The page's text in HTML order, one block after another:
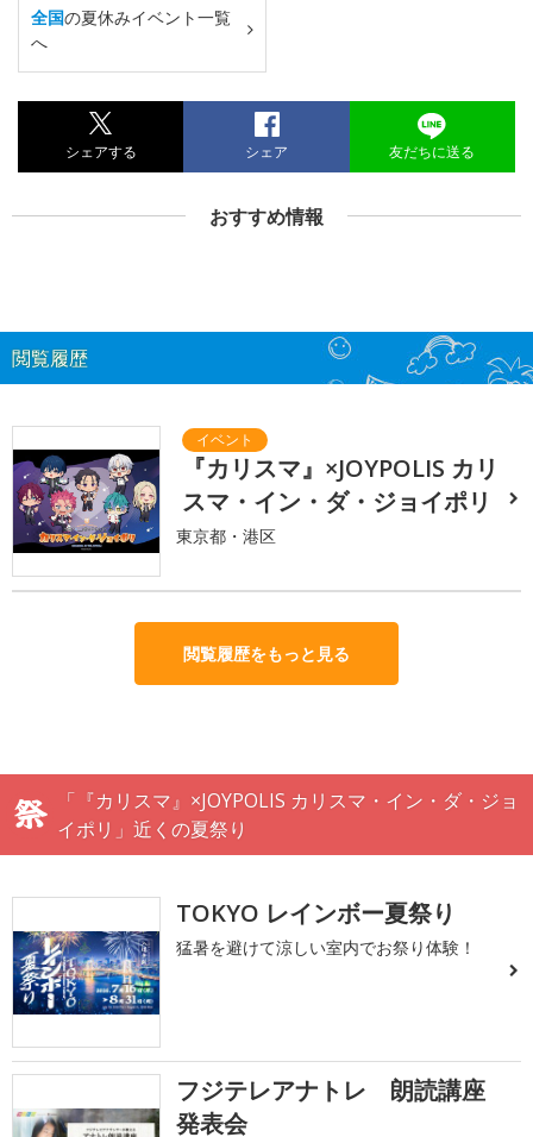
全国の夏休みイベント一覧
へ
シェアする シェア 友だちに送る
おすすめ情報
閲覧履歴
『カリスマ』×JOYPOLIS カリ
スマ・イン・ダ・ジョイポリ
東京都・港区
閲覧履歴をもっと見る
「『カリスマ』×JOYPOLIS カリスマ・イン・ダ・ジョ
イポリ」近くの夏祭り
TOKYO レインボー夏祭り
猛暑を避けて涼しい室内でお祭り体験！
フジテレアナトレ 朗読講座
発表会